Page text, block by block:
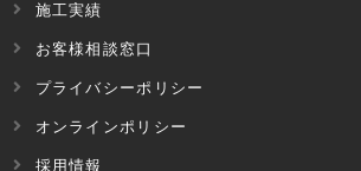
施工実績
お客様相談窓口
プライバシーポリシー
オンラインポリシー
採用情報